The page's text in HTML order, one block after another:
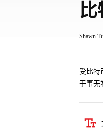
比
Shawn
受比特
于事无